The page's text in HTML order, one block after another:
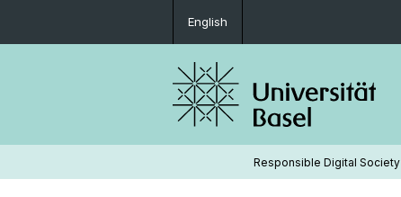
English
Responsible Digital Society